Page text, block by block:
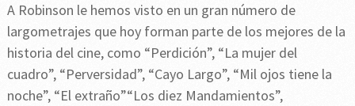
A Robinson le hemos visto en un gran número de
largometrajes que hoy forman parte de los mejores de la
historia del cine, como “Perdición”, “La mujer del
cuadro”, “Perversidad”, “Cayo Largo”, “Mil ojos tiene la
noche”, “El extraño”“Los diez Mandamientos”,